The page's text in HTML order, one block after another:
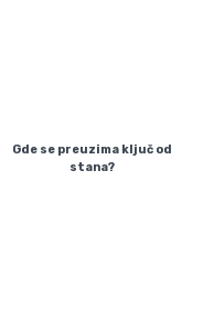
Gde se preuzima ključ od
stana?